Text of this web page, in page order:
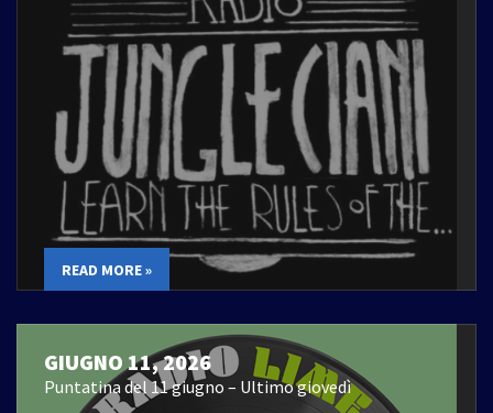
READ MORE »
GIUGNO 11, 2026
Puntatina del 11 giugno – Ultimo giovedì